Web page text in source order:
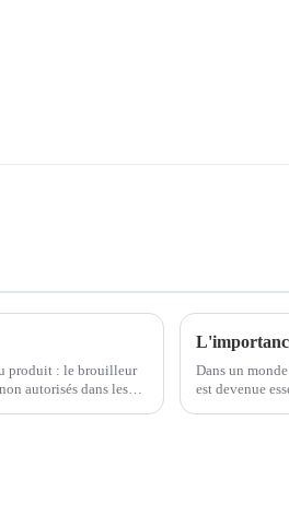
produit : le brouilleur
autorisés dans les
Dans un
est devenue